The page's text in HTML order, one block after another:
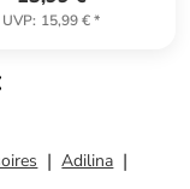
UVP: 15,99 €*
Adilina